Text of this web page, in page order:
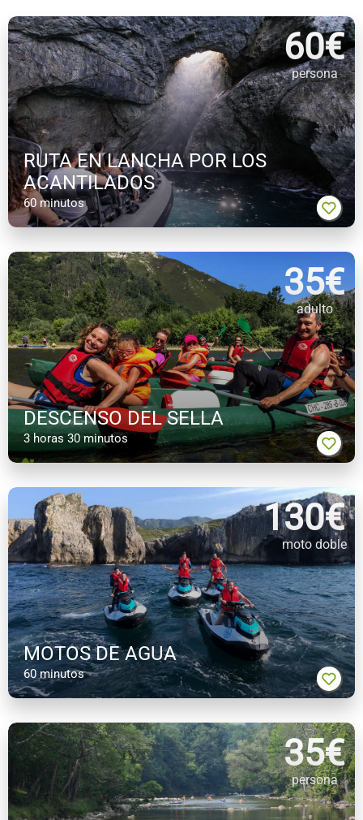
60€
persona
RUTA EN LANCHA POR LOS
ACANTILADOS
60 minutos
35€
adulto
DESCENSO DEL SELLA
3 horas 30 minutos
130€
moto doble
MOTOS DE AGUA
60 minutos
35€
persona